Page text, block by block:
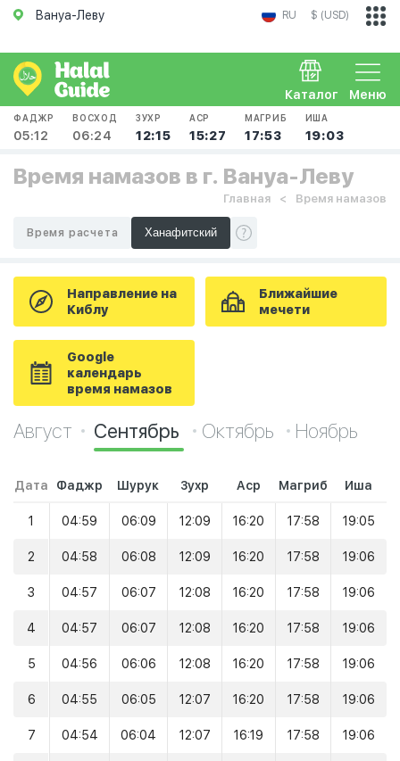
Вануа-Леву RU $ (USD)
Меню
Каталог
ФАДЖР
05:12
ВОСХОД
06:24
ЗУХР
12:15
АСР
15:27
МАГРИБ
17:53
ИША
19:03
Время намазов в г. Вануа-Леву
Главная Время намазов
Время расчета
Направление на
Киблу
Ближайшие
мечети
Google
календарь
время намазов
Август Сентябрь Октябрь Ноябрь
Дата Фаджр Шурук Зухр Аср Магриб Иша
1 04:59 06:09 12:09 16:20 17:58 19:05
2 04:58 06:08 12:09 16:20 17:58 19:06
3 04:57 06:07 12:08 16:20 17:58 19:06
4 04:57 06:07 12:08 16:20 17:58 19:06
5 04:56 06:06 12:08 16:20 17:58 19:06
6 04:55 06:05 12:07 16:20 17:58 19:06
7 04:54 06:04 12:07 16:19 17:58 19:06